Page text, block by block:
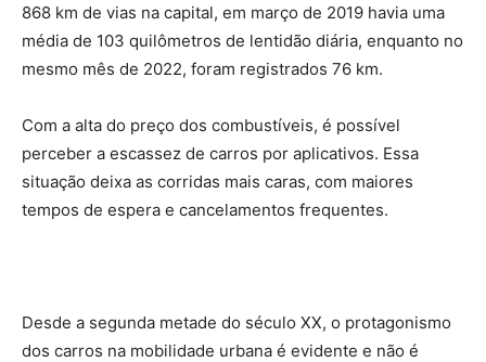
868 km de vias na capital, em março de 2019 havia uma
média de 103 quilômetros de lentidão diária, enquanto no
mesmo mês de 2022, foram registrados 76 km.
Com a alta do preço dos combustíveis, é possível
perceber a escassez de carros por aplicativos. Essa
situação deixa as corridas mais caras, com maiores
tempos de espera e cancelamentos frequentes.
Desde a segunda metade do século XX, o protagonismo
dos carros na mobilidade urbana é evidente e não é